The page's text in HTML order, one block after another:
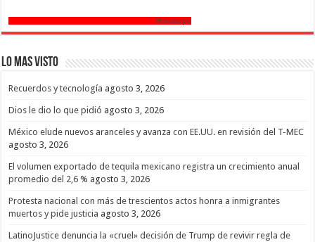
Horoscopo
Lo mas Visto
Recuerdos y tecnología agosto 3, 2026
Dios le dio lo que pidió agosto 3, 2026
México elude nuevos aranceles y avanza con EE.UU. en revisión del T-MEC
agosto 3, 2026
El volumen exportado de tequila mexicano registra un crecimiento anual
promedio del 2,6 % agosto 3, 2026
Protesta nacional con más de trescientos actos honra a inmigrantes
muertos y pide justicia agosto 3, 2026
LatinoJustice denuncia la «cruel» decisión de Trump de revivir regla de